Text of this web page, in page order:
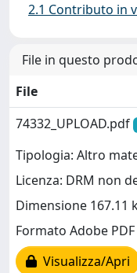
2.1 Contributo in
File in questo
File
74332_UPLOAD.pdf
Tipologia: Altro
Licenza: DRM non
Dimensione 167.11
Formato Adobe PDF
Visualizza/Apri